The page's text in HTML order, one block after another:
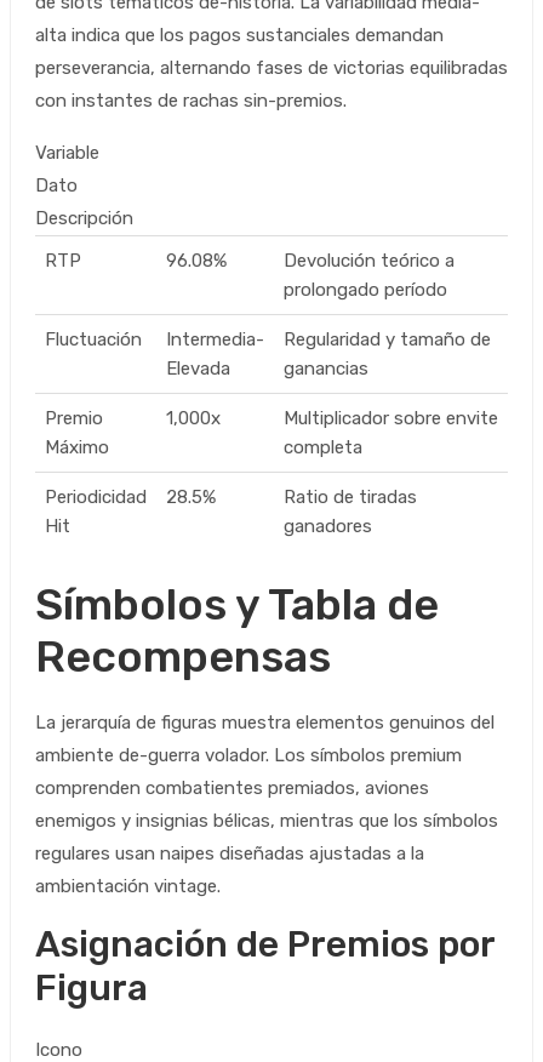
alta indica que los pagos sustanciales demandan
perseverancia, alternando fases de victorias equilibradas
con instantes de rachas sin-premios.
Variable
Dato
Descripción
RTP
96.08%
Devolución teórico a
prolongado período
Fluctuación
Intermedia-
Elevada
Regularidad y tamaño de
ganancias
Premio
Máximo
1,000x
Multiplicador sobre envite
completa
Periodicidad
Hit
28.5%
Ratio de tiradas
ganadores
Símbolos y Tabla de
Recompensas
La jerarquía de figuras muestra elementos genuinos del
ambiente de-guerra volador. Los símbolos premium
comprenden combatientes premiados, aviones
enemigos y insignias bélicas, mientras que los símbolos
regulares usan naipes diseñadas ajustadas a la
ambientación vintage.
Asignación de Premios por
Figura
Icono